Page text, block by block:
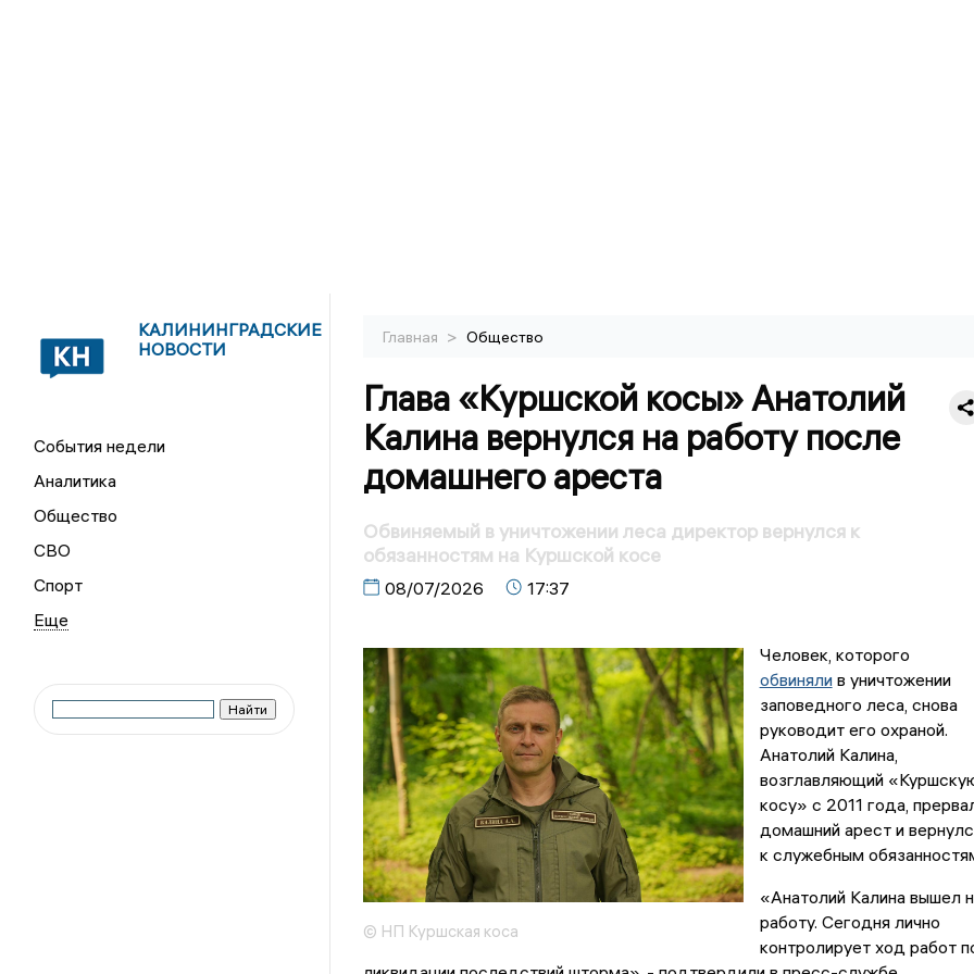
КАЛИНИНГРАДСКИЕ
НОВОСТИ
События недели
Аналитика
Общество
СВО
Спорт
Главная > Общество
Глава «Куршской косы» Анатолий
Калина вернулся на работу после
домашнего ареста
Обвиняемый в уничтожении леса директор вернулся к
обязанностям на Куршской косе
08/07/2026 17:37
© НП Куршская коса
Человек, которого
обвинялив уничтожении
заповедного леса, снова
руководит его охраной.
Анатолий Калина,
возглавляющий
косу» с 2011 года,
домашний арест и
к служебным
«Анатолий Калина вышел
работу. Сегодня лично
контролирует ход работ